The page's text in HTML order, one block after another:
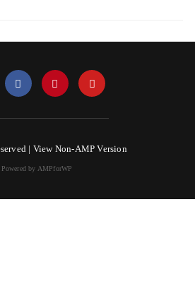
| View Non-AMP Version
Powered by AMPforWP